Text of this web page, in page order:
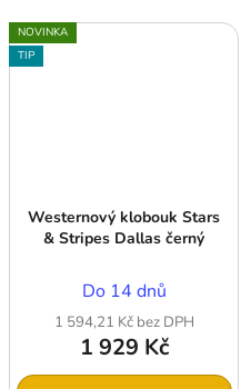
NOVINKA
TIP
Westernový klobouk Stars
& Stripes Dallas černý
Do 14 dnů
1 594,21 Kč bez DPH
1 929 Kč